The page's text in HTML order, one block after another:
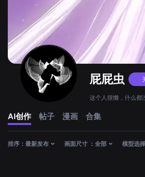
屁屁虫
这个人很懒，什么都
AI创作 帖子 漫画 合集
排序： 最新发布 画面尺寸 ： 全部 模型选择